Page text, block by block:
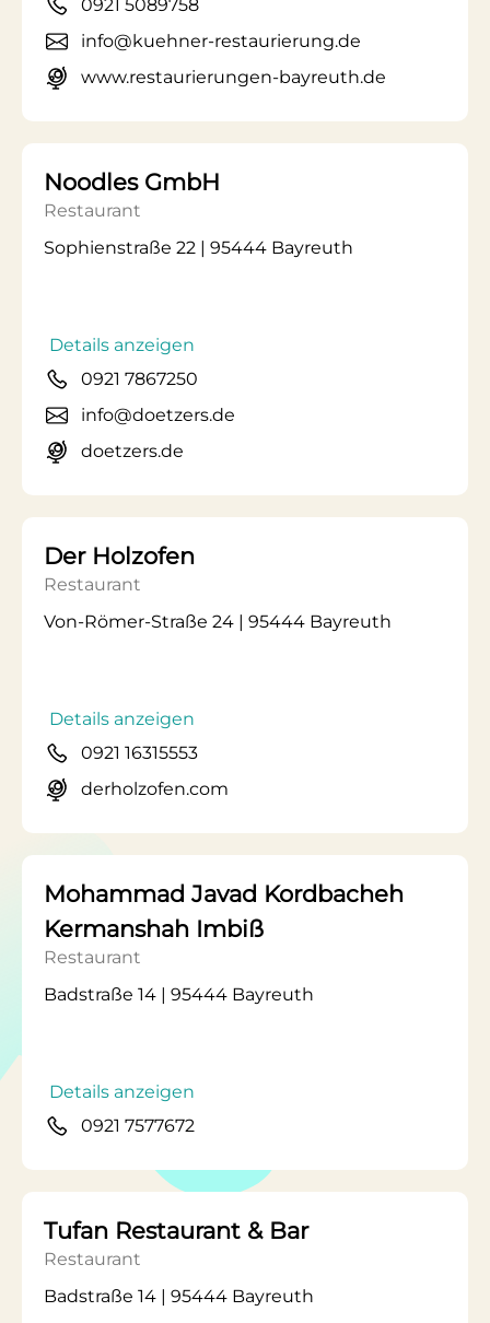
0921 5089758
info@kuehner-restaurierung.de
www.restaurierungen-bayreuth.de
Noodles GmbH
Restaurant
Sophienstraße 22 | 95444 Bayreuth
Details anzeigen
0921 7867250
info@doetzers.de
doetzers.de
Der Holzofen
Restaurant
Von-Römer-Straße 24 | 95444 Bayreuth
Details anzeigen
0921 16315553
derholzofen.com
Mohammad Javad Kordbacheh
Kermanshah Imbiß
Restaurant
Badstraße 14 | 95444 Bayreuth
Details anzeigen
0921 7577672
Tufan Restaurant & Bar
Restaurant
Badstraße 14 | 95444 Bayreuth